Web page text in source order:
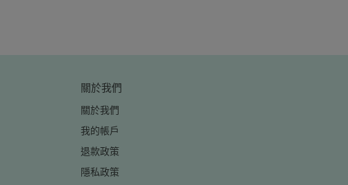
關於我們
關於我們
我的帳戶
退款政策
隱私政策